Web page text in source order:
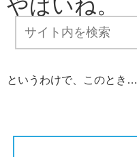
やばいね。
というわけで、このとき…